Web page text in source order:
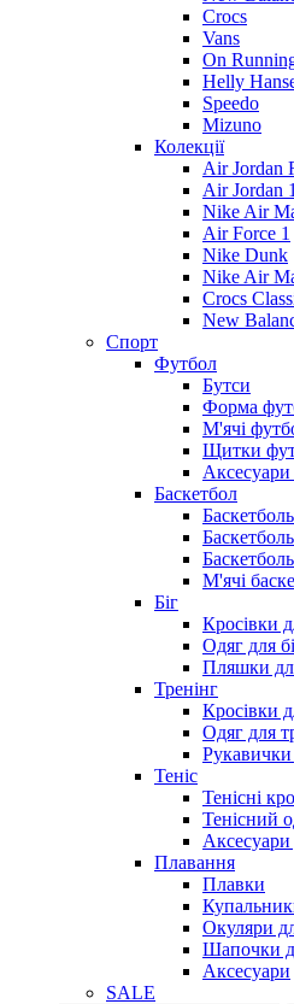
Crocs
Vans
On
Helly
Speedo
Mizuno
Колекції
Air Jordan
Air Jordan 1
Nike Air
Air Force 1
Nike Dunk
Nike Air
Crocs
New
Спорт
Футбол
Бутси
Форма
М'ячі
Щитки
Аксесуари
Баскетбол
М'ячі
Біг
Кросівки
Одяг для
Пляшки
Тренінг
Кросівки
Одяг для
Рукавички
Теніс
Тенісні
Тенісний
Аксесуари
Плавання
Плавки
Окуляри
Шапочки
Аксесуари
SALE